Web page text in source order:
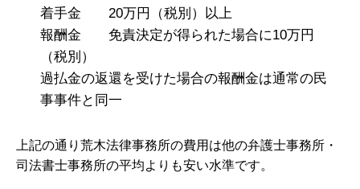
着手金 20万円（税別）以上
報酬金 免責決定が得られた場合に10万円
（税別）
過払金の返還を受けた場合の報酬金は通常の民
事事件と同一
上記の通り荒木法律事務所の費用は他の弁護士事務所・
司法書士事務所の平均よりも安い水準です。